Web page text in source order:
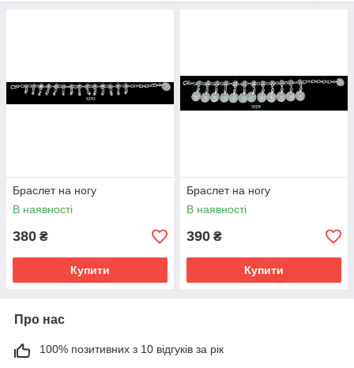
Браслет на ногу
В наявності
380 ₴
Купити
Браслет на ногу
В наявності
390 ₴
Купити
Про нас
100% позитивних з 10 відгуків за рік